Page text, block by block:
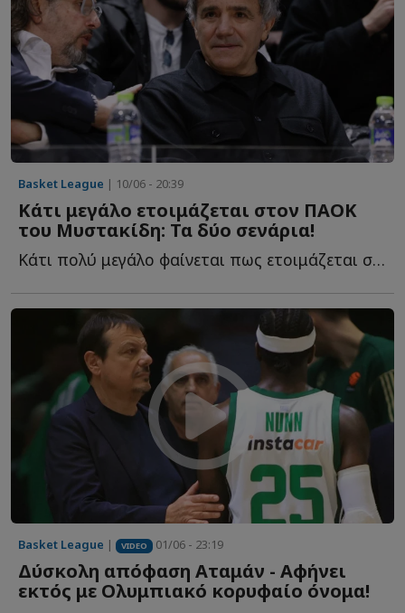
Basket League | 10/06 - 20:39
Κάτι μεγάλο ετοιμάζεται στον ΠΑΟΚ
του Μυστακίδη: Τα δύο σενάρια!
Κάτι πολύ μεγάλο φαίνεται πως ετοιμάζεται στον ΠΑΟΚ τ...
Basket League | VIDEO 01/06 - 23:19
Δύσκολη απόφαση Αταμάν - Αφήνει
εκτός με Ολυμπιακό κορυφαίο όνομα!